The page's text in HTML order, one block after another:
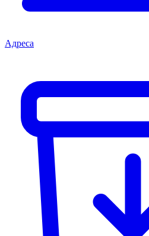
Адреса